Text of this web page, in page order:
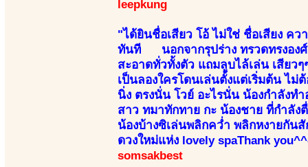
leepkung
"ได้ยินชื่อเสียว โอ้ ไม่ใช่ ชื่อเสียง คว
ทันที นอกจากรุปร่าง ทรวดทรงองศ์
สะอาดทั่วทั้งตัว แถมลูบไล้เล่น เสียว
เป็นลองใครโดนเล่นตั้งแต่เริ่มต้น ไ
นิ่ง ตรงนั่น โวย์ อะไรนั่น น้องกำลัง
สาว ทมาทักทาย กะ น้องชาย ที่กำลั
น้องบ้างซิเล่นพลิกคว่ำ พลิกหงายกัน
ดวงใหม่แห่ง lovely spaThank
somsakbest